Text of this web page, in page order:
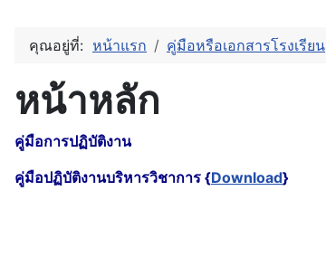
คุณอยู่ที่: หน้าแรก คู่มือหรือเอกสารโรงเรียน
หน้าหลัก
คู่มือการปฏิบัติงาน
คู่มือปฏิบัติงานบริหารวิชาการ {Download}